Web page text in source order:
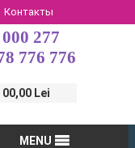
Контакты
277
776 776
00,00 Lei
MENU